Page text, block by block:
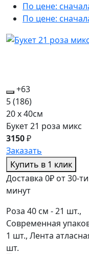
По цене:
По цене:
+63
5(186)
20 x 40см
Букет 21 роза микс
3150₽
Заказать
Купить в 1 клик
Доставка 0₽ от 30-ти
минут
Роза 40 см - 21 шт.,
Современная
1 шт., Лента
шт.